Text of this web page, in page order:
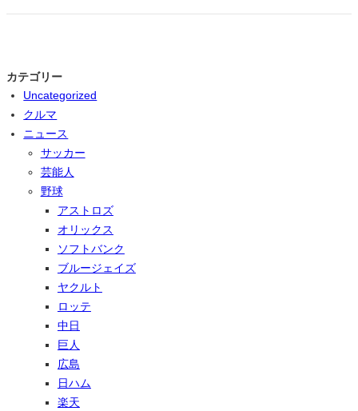
カテゴリー
Uncategorized
クルマ
ニュース
サッカー
芸能人
野球
アストロズ
オリックス
ソフトバンク
ブルージェイズ
ヤクルト
ロッテ
中日
巨人
広島
日ハム
楽天